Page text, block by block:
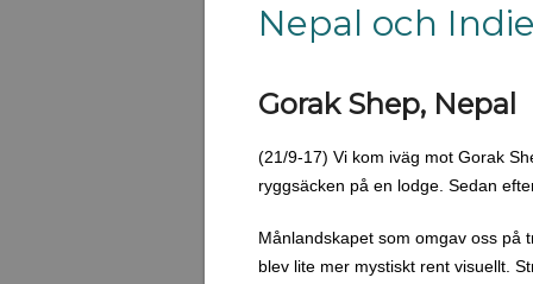
Nepal och
Gorak Shep, Nepal
(21/9-17) Vi kom iväg mot Gorak
ryggsäcken på en lodge. Sedan
Månlandskapet som omgav oss på
blev lite mer mystiskt rent visuellt.